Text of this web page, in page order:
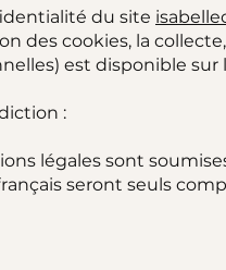
du site
des cookies, la
est disponible sur
:
légales sont
seront seuls